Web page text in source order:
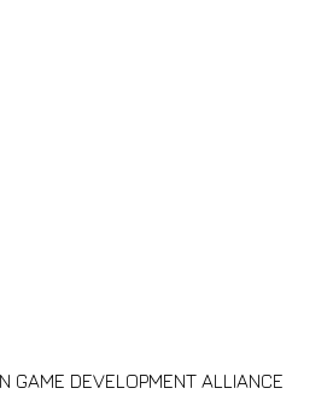
DEVELOPMENT ALLIANCE